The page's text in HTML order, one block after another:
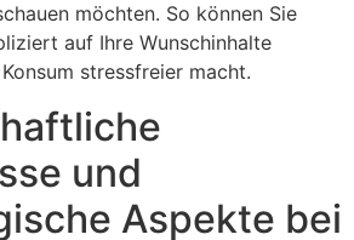
möchten. So können Sie
auf Ihre Wunschinhalte
stressfreier macht.
und
Aspekte bei